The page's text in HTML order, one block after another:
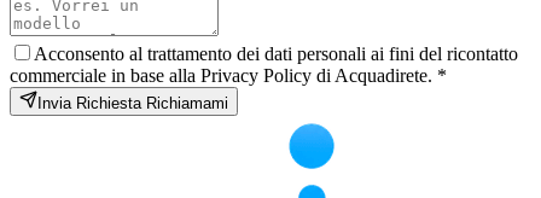
Acconsento al trattamento dei dati personali ai fini del ricontatto
commerciale in base alla Privacy Policy di Acquadirete. *
Invia Richiesta Richiamami